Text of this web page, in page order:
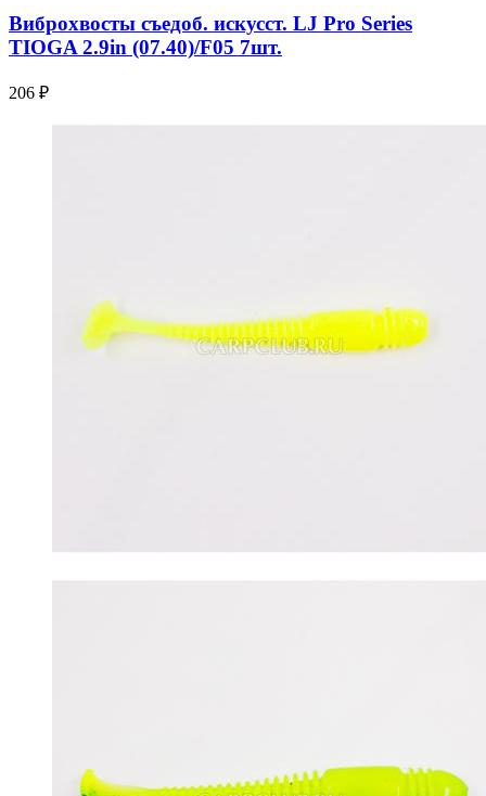
Виброхвосты съедоб. искусст. LJ Pro Series
TIOGA 2.9in (07.40)/F05 7шт.
206 ₽